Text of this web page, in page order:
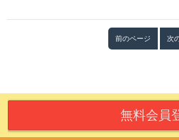
ウィークリーアウルランキ
前のページ 次
無料会員